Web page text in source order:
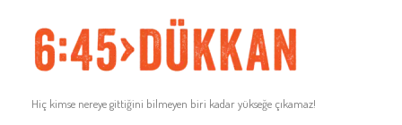
Hiç kimse nereye gittiğini bilmeyen biri kadar yükseğe çıkamaz!